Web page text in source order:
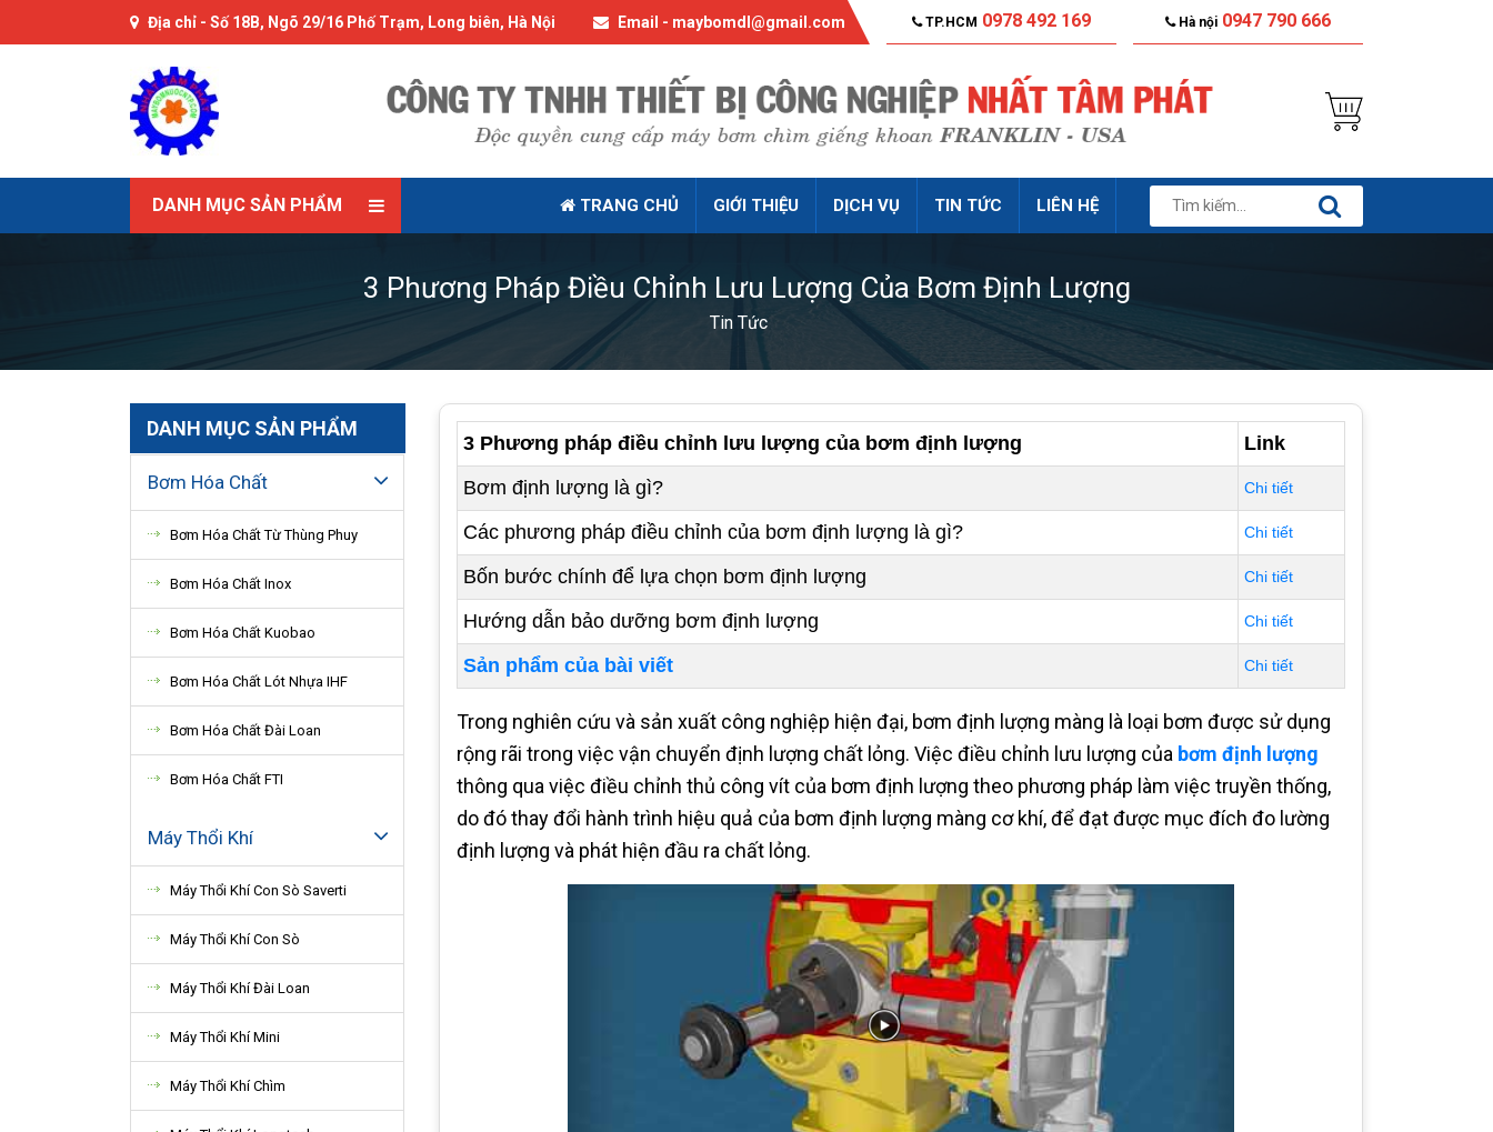
Địa chỉ - Số 18B, Ngõ 29/16 Phố Trạm, Long biên, Hà Nội Email - maybomdl@gmail.com TP.HCM 0978 492 169 Hà nội 0947 790 666
DANH MỤC SẢN PHẨM TRANG CHỦ GIỚI THIỆU DỊCH VỤ TIN TỨC LIÊN HỆ
3 Phương Pháp Điều Chỉnh Lưu Lượng Của Bơm Định Lượng
Tin Tức
DANH MỤC SẢN PHẨM
Bơm Hóa Chất
Bơm Hóa Chất Từ Thùng Phuy
Bơm Hóa Chất Inox
Bơm Hóa Chất Kuobao
Bơm Hóa Chất Lót Nhựa IHF
Bơm Hóa Chất Đài Loan
Bơm Hóa Chất FTI
Máy Thổi Khí
Máy Thổi Khí Con Sò Saverti
Máy Thổi Khí Con Sò
Máy Thổi Khí Đài Loan
Máy Thổi Khí Mini
Máy Thổi Khí Chìm
3 Phương pháp điều chỉnh lưu lượng của bơm định lượng
Link
Bơm định lượng là gì?
Chi tiết
Các phương pháp điều chỉnh của bơm định lượng là gì? Chi tiết
Bốn bước chính để lựa chọn bơm định lượng Chi tiết
Hướng dẫn bảo dưỡng bơm định lượng Chi tiết
Sản phẩm của bài viết Chi tiết
Trong nghiên cứu và sản xuất công nghiệp hiện đại, bơm định lượng màng là loại bơm được sử dụng
rộng rãi trong việc vận chuyển định lượng chất lỏng. Việc điều chỉnh lưu lượng của bơm định lượng
thông qua việc điều chỉnh thủ công vít của bơm định lượng theo phương pháp làm việc truyền thống,
do đó thay đổi hành trình hiệu quả của bơm định lượng màng cơ khí, để đạt được mục đích đo lường
định lượng và phát hiện đầu ra chất lỏng.